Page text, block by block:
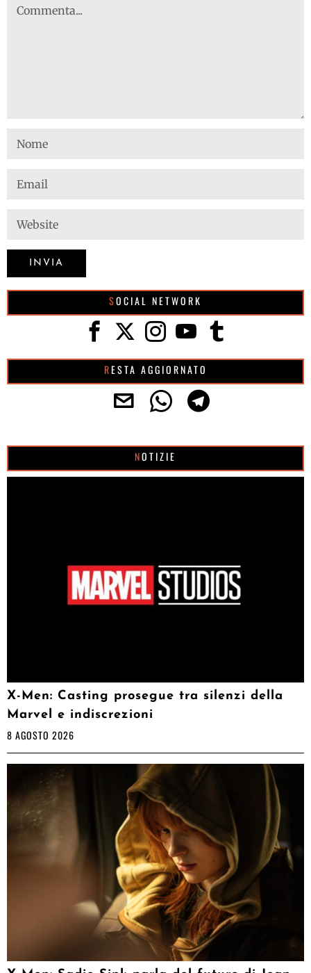
SOCIAL NETWORK
RESTA AGGIORNATO
NOTIZIE
X-Men: Casting prosegue tra silenzi della
Marvel e indiscrezioni
8 AGOSTO 2026